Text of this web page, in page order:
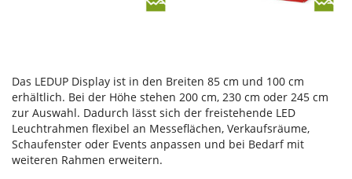
Das LEDUP Display ist in den Breiten 85 cm und 100 cm
erhältlich. Bei der Höhe stehen 200 cm, 230 cm oder 245 cm
zur Auswahl. Dadurch lässt sich der freistehende LED
Leuchtrahmen flexibel an Messeflächen, Verkaufsräume,
Schaufenster oder Events anpassen und bei Bedarf mit
weiteren Rahmen erweitern.